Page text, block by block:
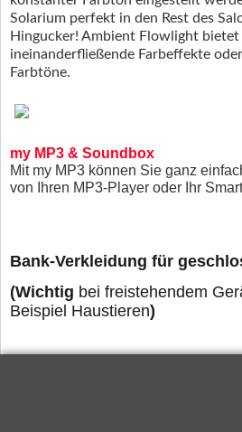
Solarium perfekt in den Rest des
Hingucker! Ambient Flowlight
ineinanderfließende Farbeffekte
Farbtöne.
my MP3 & Soundbox
Mit my MP3 können Sie ganz
von Ihren MP3-Player oder Ihr
Bank-Verkleidung für
(Wichtig bei freistehendem
Beispiel Haustieren)